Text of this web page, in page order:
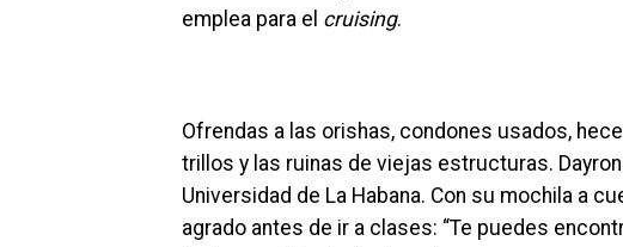
emplea para el cruising.
Ofrendas a las orishas, condones usados,
trillos y las ruinas de viejas estructuras.
Universidad de La Habana. Con su mochila a
agrado antes de ir a clases: “Te puedes